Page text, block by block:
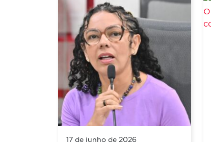
17 de junho de 2026